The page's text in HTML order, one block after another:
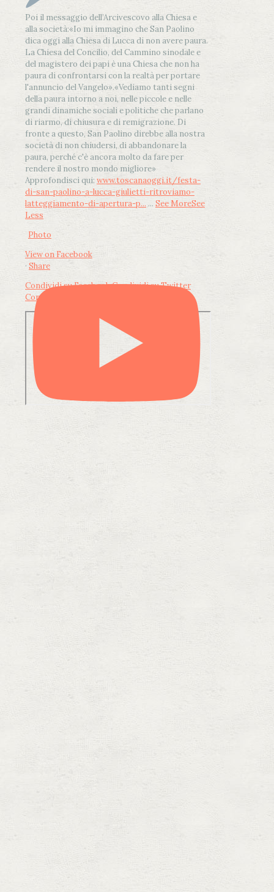
Poi il messaggio dell’Arcivescovo alla Chiesa e
alla società:«Io mi immagino che San Paolino
dica oggi alla Chiesa di Lucca di non avere paura.
La Chiesa del Concilio, del Cammino sinodale e
del magistero dei papi è una Chiesa che non ha
paura di confrontarsi con la realtà per portare
l'annuncio del Vangelo».«Vediamo tanti segni
della paura intorno a noi, nelle piccole e nelle
grandi dinamiche sociali e politiche che parlano
di riarmo, di chiusura e di remigrazione. Di
fronte a questo, San Paolino direbbe alla nostra
società di non chiudersi, di abbandonare la
paura, perché c'è ancora molto da fare per
rendere il nostro mondo migliore»
Approfondisci qui: www.toscanaoggi.it/festa-
di-san-paolino-a-lucca-giulietti-ritroviamo-
latteggiamento-di-apertura-p... ... See MoreSee
Less
Photo
View on Facebook
· Share
Condividi su FacebookCondividi su Twitter
Condividi su LinkedIn